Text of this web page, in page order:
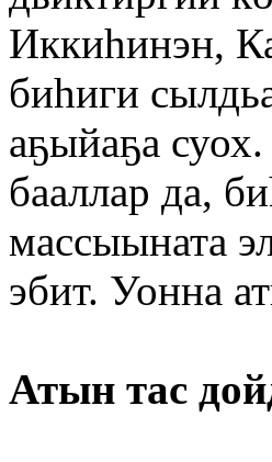
Иккиһинэн,
биһиги
аҕыйаҕа
бааллар да,
массыыната
эбит. Уонна
Атын тас